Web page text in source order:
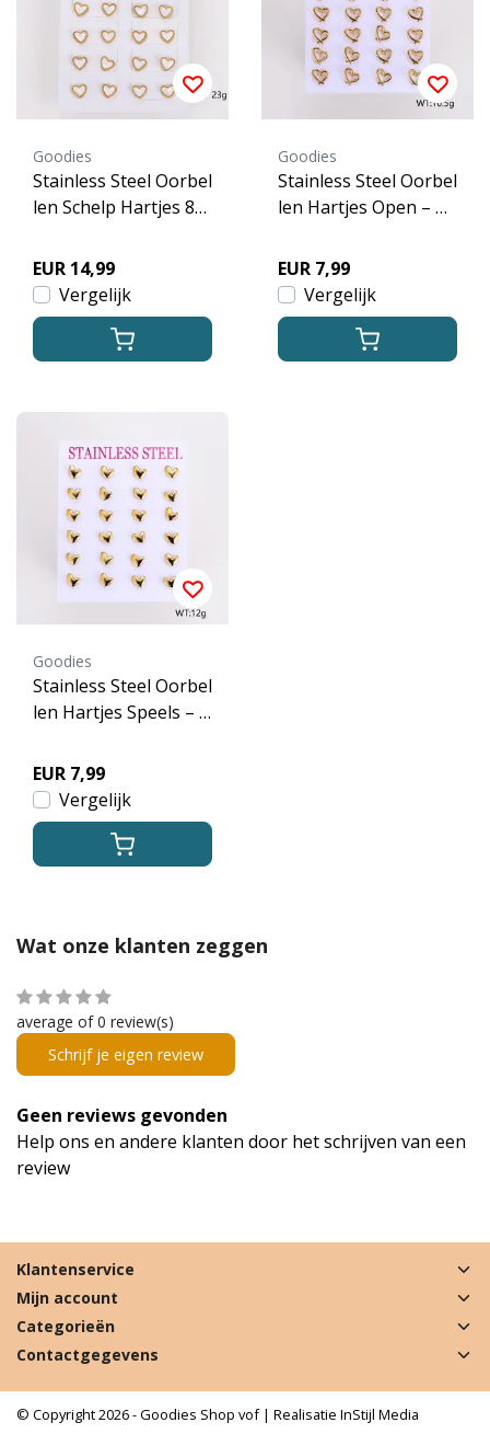
Goodies
Stainless Steel Oorbel
len Schelp Hartjes 8
EUR 14,99
Vergelijk
Goodies
Stainless Steel Oorbel
len Hartjes Open – G
EUR 7,99
Vergelijk
Goodies
Stainless Steel Oorbel
len Hartjes Speels – G
EUR 7,99
Vergelijk
Wat onze klanten zeggen
average of 0 review(s)
Schrijf je eigen review
Geen reviews gevonden
Help ons en andere klanten door het schrijven van een
review
Klantenservice
Mijn account
Categorieën
Contactgegevens
© Copyright 2026 - Goodies Shop vof | Realisatie InStijl Media